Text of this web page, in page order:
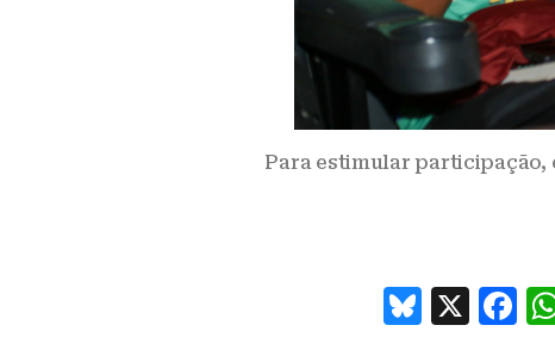
Para estimular participação,
B
X
F